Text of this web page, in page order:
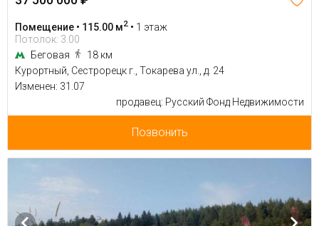
Помещение • 115.00 м2 • 1 этаж
Потолок: 3.00
Беговая
18 км
Курортный, Сестрорецк г., Токарева ул., д. 24
Изменен: 31.07
продавец: Русский Фонд Недвижимости
Позвонить